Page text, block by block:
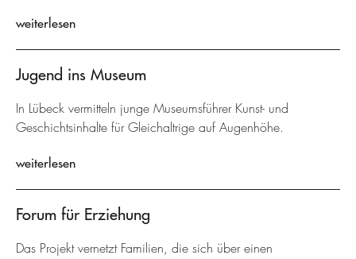
weiterlesen
Jugend ins Museum
In Lübeck vermitteln junge Museumsführer Kunst- und
Geschichtsinhalte für Gleichaltrige auf Augenhöhe.
weiterlesen
Forum für Erziehung
Das Projekt vernetzt Familien, die sich über einen